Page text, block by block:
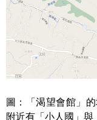
圖：「渴望會館」
附近有「小人國」與